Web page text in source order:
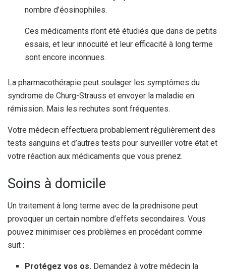
nombre d’éosinophiles.
Ces médicaments n’ont été étudiés que dans de petits
essais, et leur innocuité et leur efficacité à long terme
sont encore inconnues.
La pharmacothérapie peut soulager les symptômes du
syndrome de Churg-Strauss et envoyer la maladie en
rémission. Mais les rechutes sont fréquentes.
Votre médecin effectuera probablement régulièrement des
tests sanguins et d’autres tests pour surveiller votre état et
votre réaction aux médicaments que vous prenez.
Soins à domicile
Un traitement à long terme avec de la prednisone peut
provoquer un certain nombre d’effets secondaires. Vous
pouvez minimiser ces problèmes en procédant comme
suit :
Protégez vos os. Demandez à votre médecin la